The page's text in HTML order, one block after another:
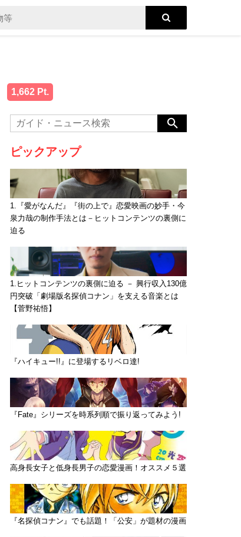
1,662 Pt.
ピックアップ
1.『愛がなんだ』『街の上で』恋愛映画の妙手・今
泉力哉の制作手法とは－ヒットコンテンツの裏側に
迫る
1.ヒットコンテンツの裏側に迫る － 興行収入130億
円突破「劇場版名探偵コナン」を支える音楽とは
【菅野祐悟】
『ハイキュー!!』に登場するリベロ達!
『Fate』シリーズを時系列順で振り返ってみよう!
高身長女子と低身長男子の恋愛漫画！オススメ５選
『名探偵コナン』でも話題！「公安」が題材の漫画